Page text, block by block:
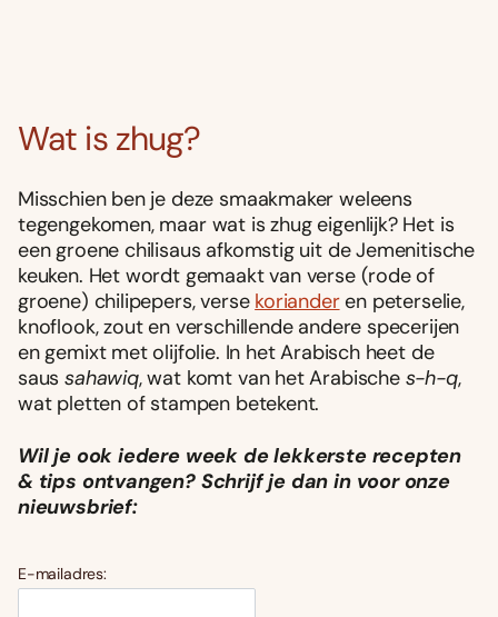
Wat is zhug?
Misschien ben je deze smaakmaker weleens
tegengekomen, maar wat is zhug eigenlijk? Het is
een groene chilisaus afkomstig uit de Jemenitische
keuken. Het wordt gemaakt van verse (rode of
groene) chilipepers, verse korianderen peterselie,
knoflook, zout en verschillende andere specerijen
en gemixt met olijfolie. In het Arabisch heet de
saussahawiq, wat komt van het Arabische s-h-q,
wat pletten of stampen betekent.
Wil je ook iedere week de lekkerste recepten
& tips ontvangen? Schrijf je dan in voor onze
nieuwsbrief:
E-mailadres: